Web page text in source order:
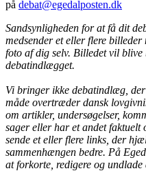
på debat@egedalposten.dk
Sandsynligheden for at få dit
medsender et eller flere
foto af dig selv. Billedet vil
debatindlægget.
Vi bringer ikke debatindlæg,
måde overtræder dansk
om artikler, undersøgelser,
sager eller har et andet faktuelt
sende et eller flere links, der
sammenhængen bedre. På
at forkorte, redigere og